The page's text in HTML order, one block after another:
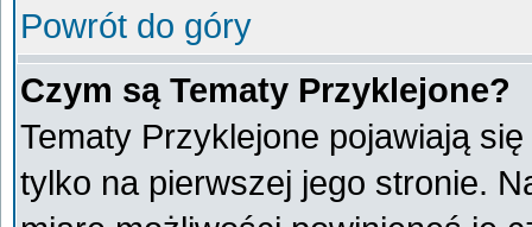
Powrót do góry
Czym są Tematy Przyklejone?
Tematy Przyklejone pojawiają
tylko na pierwszej jego stronie.